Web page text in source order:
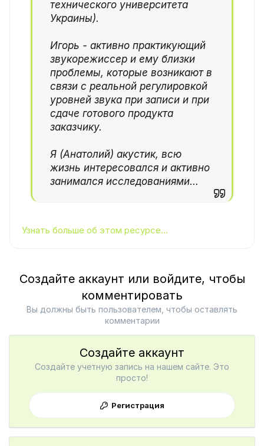
технического университета
Украины).
Игорь - активно практикующий
звукорежиссер и ему близки
проблемы, которые возникают в
связи с реальной регулировкой
уровней звука при записи и при
сдаче готового продукта
заказчику.
Я (Анатолий) акустик, всю
жизнь интересовался и активно
занимался исследованиями...
Узнать больше об этом ресурсе...
Создайте аккаунт или войдите, чтобы
комментировать
Вы должны быть пользователем, чтобы оставлять
комментарии
Создайте аккаунт
Создайте учетную запись на нашем сайте. Это
просто!
Регистрация